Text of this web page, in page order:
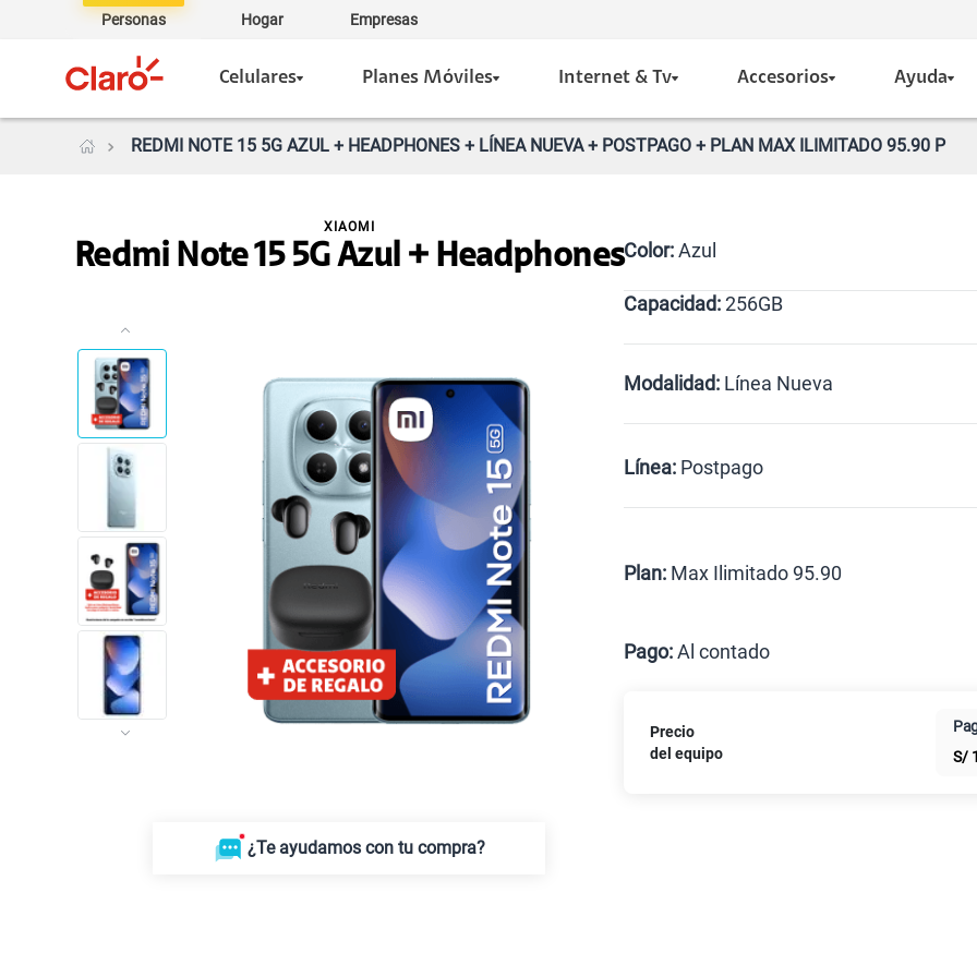
Personas Hogar Empresas
Celulares Planes Móviles Internet & Tv Accesorios Ayuda
REDMI NOTE 15 5G AZUL + HEADPHONES + LÍNEA NUEVA + POSTPAGO + PLAN MAX ILIMITADO 95.90 P
Redmi Note 15 5G Azul + Headphones
XIAOMI
¿Te ayudamos con tu compra?
Color:Azul
Negro
Capacidad:256GB
Modalidad: Línea Nueva
Celular liberado
Línea: Postpago
Plan: Max Ilimitado 95.90
Paga solo
Pago: Al contado
Cuotas
Precio
del equipo
S/